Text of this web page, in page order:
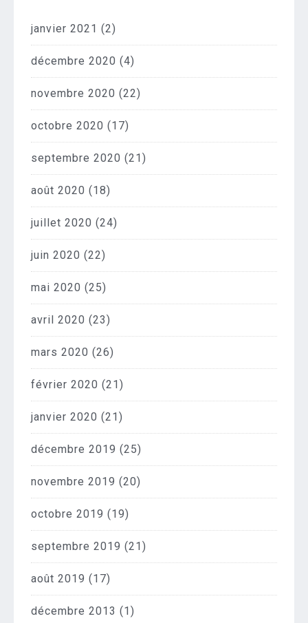
janvier 2021 (2)
décembre 2020 (4)
novembre 2020 (22)
octobre 2020 (17)
septembre 2020 (21)
août 2020 (18)
juillet 2020 (24)
juin 2020 (22)
mai 2020 (25)
avril 2020 (23)
mars 2020 (26)
février 2020 (21)
janvier 2020 (21)
décembre 2019 (25)
novembre 2019 (20)
octobre 2019 (19)
septembre 2019 (21)
août 2019 (17)
décembre 2013 (1)